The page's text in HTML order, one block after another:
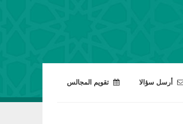
أرسل سؤالا تقويم المجالس